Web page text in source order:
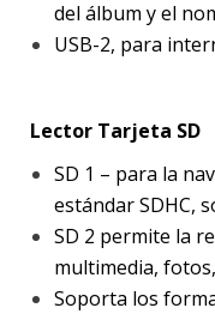
del álbum y el
USB-2, para
Lector Tarjeta SD
SD 1 – para la
estándar SDHC,
SD 2 permite la
multimedia,
Soporta los